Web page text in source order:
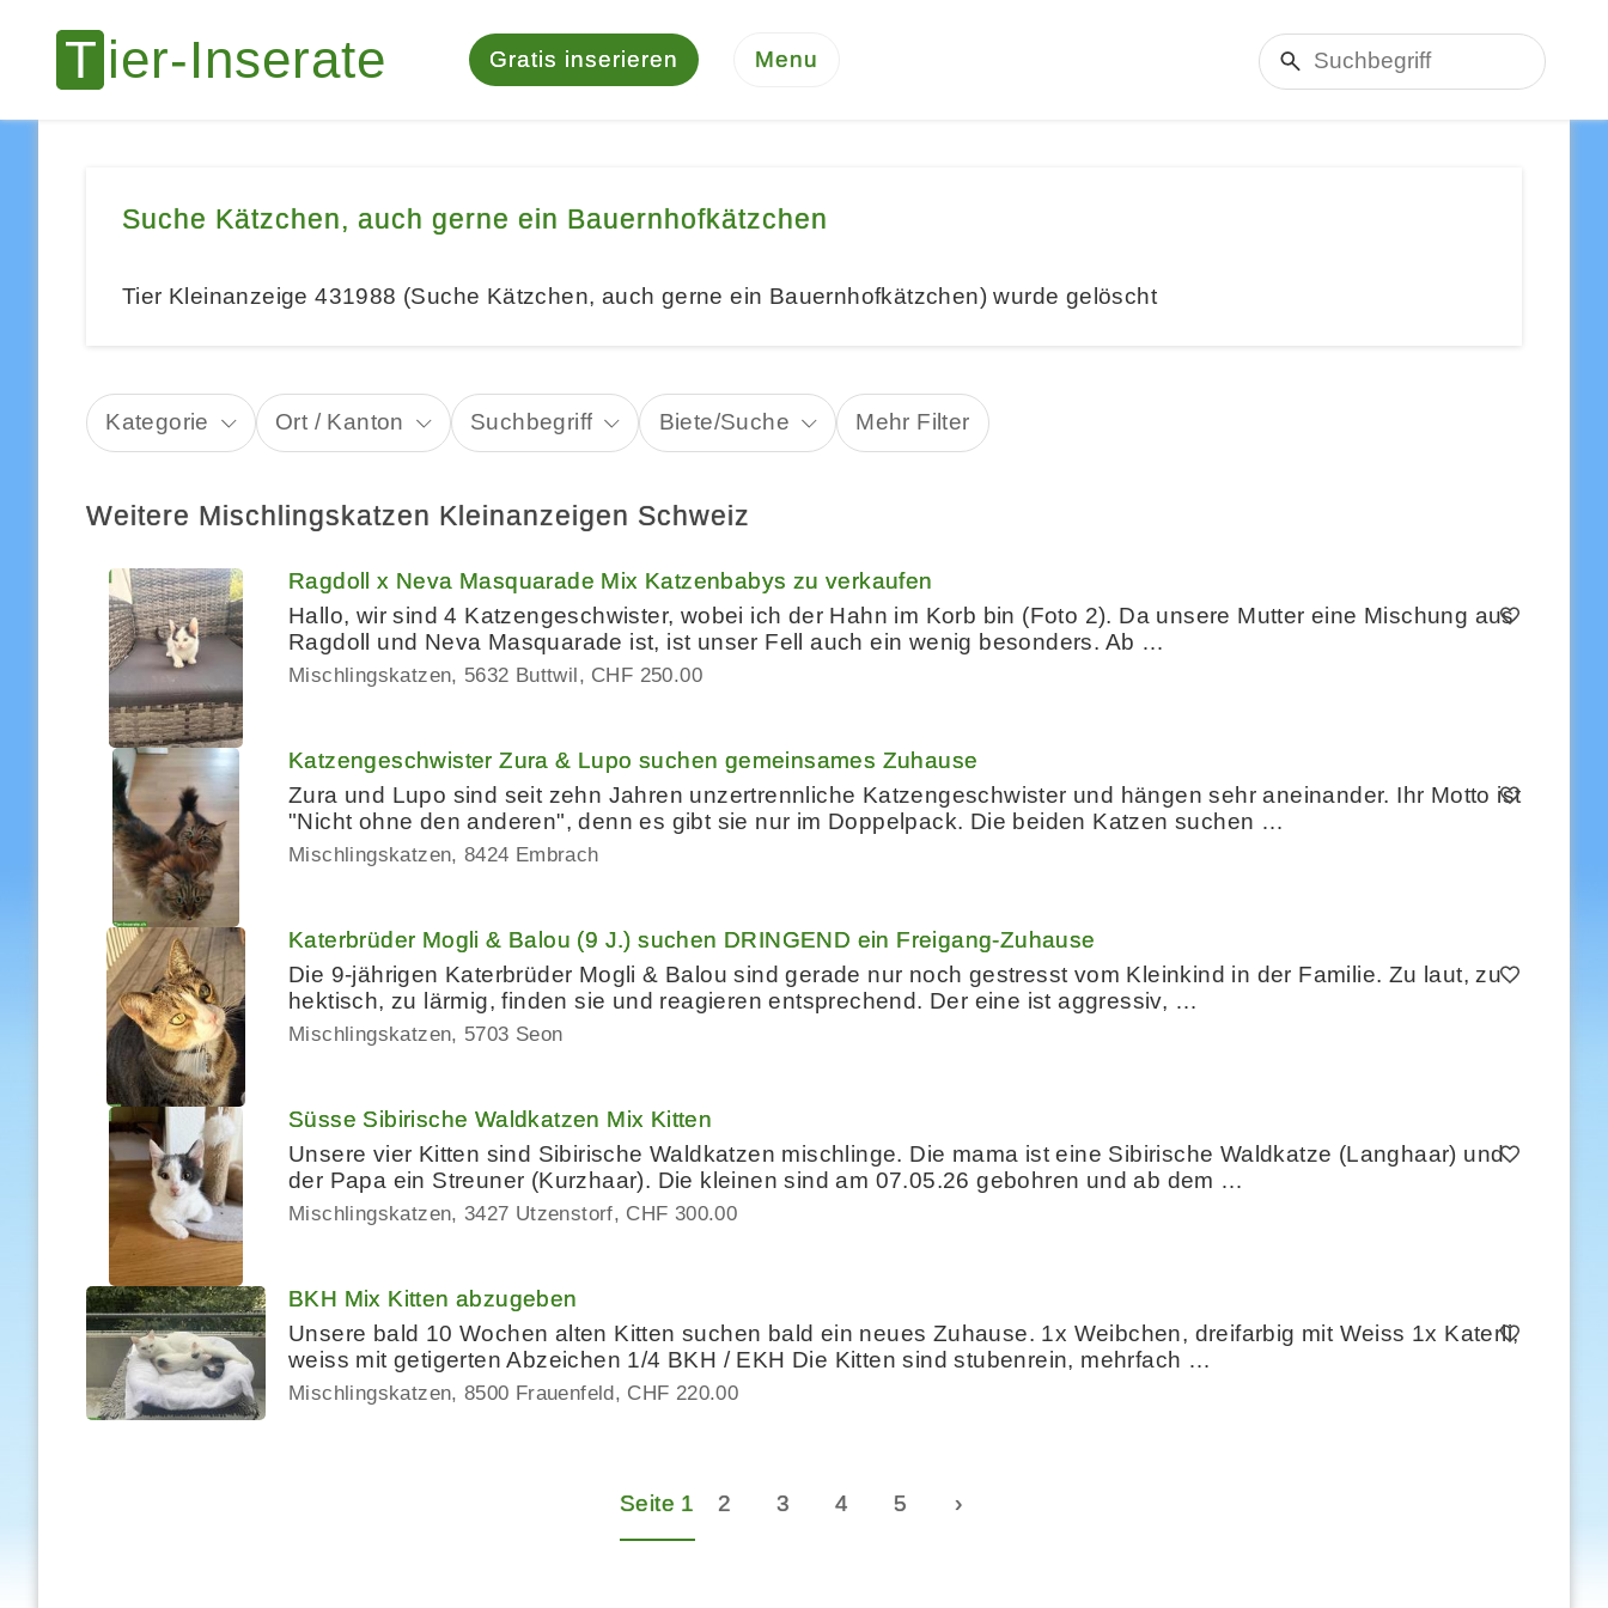
Gratis inserieren Menu
Suche Kätzchen, auch gerne ein Bauernhofkätzchen
Tier Kleinanzeige 431988 (Suche Kätzchen, auch gerne ein Bauernhofkätzchen) wurde gelöscht
Kategorie Ort / Kanton Suchbegriff Biete/Suche Mehr Filter
Weitere Mischlingskatzen Kleinanzeigen Schweiz
Ragdoll x Neva Masquarade Mix Katzenbabys zu verkaufen
Hallo, wir sind 4 Katzengeschwister, wobei ich der Hahn im Korb bin (Foto 2). Da unsere Mutter eine Mischung aus
Ragdoll und Neva Masquarade ist, ist unser Fell auch ein wenig besonders. Ab …
Mischlingskatzen 5632 Buttwil CHF 250.00
Katzengeschwister Zura & Lupo suchen gemeinsames Zuhause
Zura und Lupo sind seit zehn Jahren unzertrennliche Katzengeschwister und hängen sehr aneinander. Ihr Motto ist
"Nicht ohne den anderen", denn es gibt sie nur im Doppelpack. Die beiden Katzen suchen …
Mischlingskatzen 8424 Embrach
Katerbrüder Mogli & Balou (9 J.) suchen DRINGEND ein Freigang-Zuhause
Die 9-jährigen Katerbrüder Mogli & Balou sind gerade nur noch gestresst vom Kleinkind in der Familie. Zu laut, zu
hektisch, zu lärmig, finden sie und reagieren entsprechend. Der eine ist aggressiv, …
Mischlingskatzen 5703 Seon
Süsse Sibirische Waldkatzen Mix Kitten
Unsere vier Kitten sind Sibirische Waldkatzen mischlinge. Die mama ist eine Sibirische Waldkatze (Langhaar) und
der Papa ein Streuner (Kurzhaar). Die kleinen sind am 07.05.26 gebohren und ab dem …
Mischlingskatzen 3427 Utzenstorf CHF 300.00
BKH Mix Kitten abzugeben
Unsere bald 10 Wochen alten Kitten suchen bald ein neues Zuhause. 1x Weibchen, dreifarbig mit Weiss 1x Katerli,
weiss mit getigerten Abzeichen 1/4 BKH / EKH Die Kitten sind stubenrein, mehrfach …
Mischlingskatzen 8500 Frauenfeld CHF 220.00
Seite 1 2 3 4 5 ›